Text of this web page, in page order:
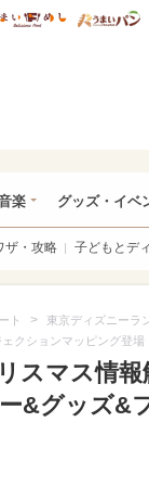
ディズニー特集
うまいめし
楽 グッズ・イベ
ザ・攻略 子どもとデ
ト > 東京ディズニーラ
クションマッピング登場
スマス情
&グッズ&